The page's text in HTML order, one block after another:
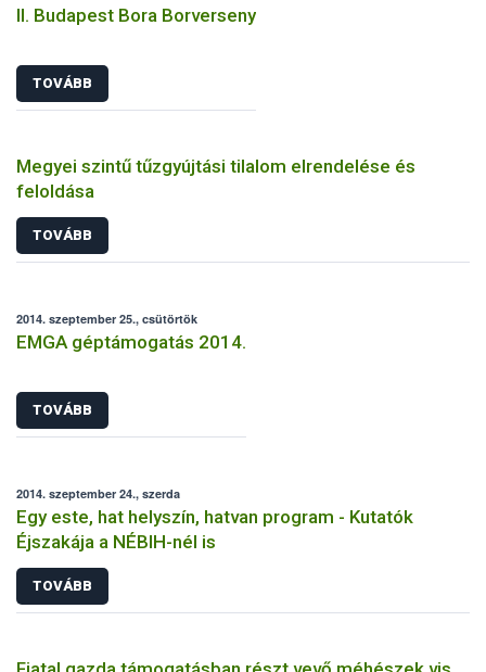
II. Budapest Bora Borverseny
TOVÁBB
Megyei szintű tűzgyújtási tilalom elrendelése és
feloldása
TOVÁBB
2014. szeptember 25., csütörtök
EMGA géptámogatás 2014.
TOVÁBB
2014. szeptember 24., szerda
Egy este, hat helyszín, hatvan program - Kutatók
Éjszakája a NÉBIH-nél is
TOVÁBB